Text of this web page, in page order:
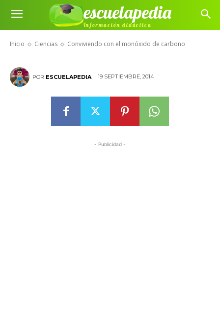
escuelapedia
Información didáctica
Inicio Ciencias Conviviendo con el monóxido de carbono
Conviviendo con el monóxido de
carbono
POR ESCUELAPEDIA 19 SEPTIEMBRE, 2014
- Publicidad -